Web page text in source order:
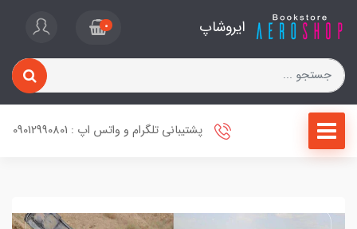
ایروشاپ 0
پشتیبانی تلگرام و واتس اپ : 09012990801